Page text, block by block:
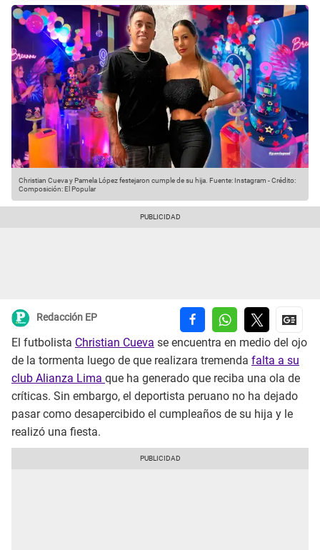
Christian Cueva y Pamela López festejaron cumple de su hija. Fuente: Instagram -Crédito:
Composición: El Popular
Redacción EP
El futbolista Christian Cueva se encuentra en medio del ojo
de la tormenta luego de que realizara tremenda falta a su
club Alianza Lima que ha generado que reciba una ola de
críticas. Sin embargo, el deportista peruano no ha dejado
pasar como desapercibido el cumpleaños de su hija y le
realizó una fiesta.